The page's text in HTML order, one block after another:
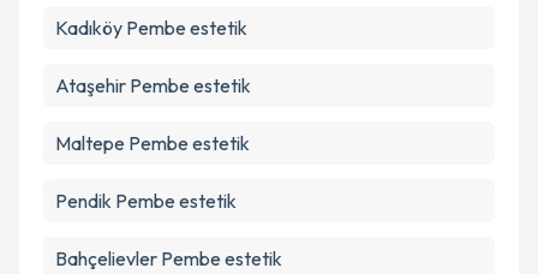
Takvim Talebini Gönder
Kadıköy Pembe estetik
Ataşehir Pembe estetik
Maltepe Pembe estetik
Pendik Pembe estetik
Bahçelievler Pembe estetik